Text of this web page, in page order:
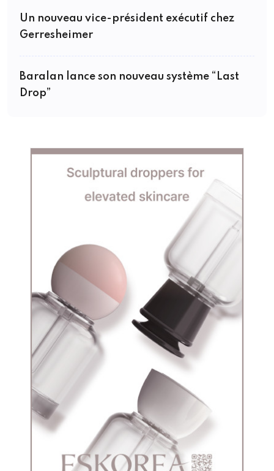
Un nouveau vice-président exécutif chez
Gerresheimer
Baralan lance son nouveau système “Last
Drop”